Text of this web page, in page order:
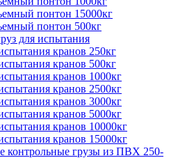
понтон 15000кг
понтон 500кг
для испытания
кранов 250кг
кранов 500кг
кранов 1000кг
кранов 2500кг
кранов 3000кг
кранов 5000кг
кранов 10000кг
кранов 15000кг
контрольные грузы из ПВХ 250-